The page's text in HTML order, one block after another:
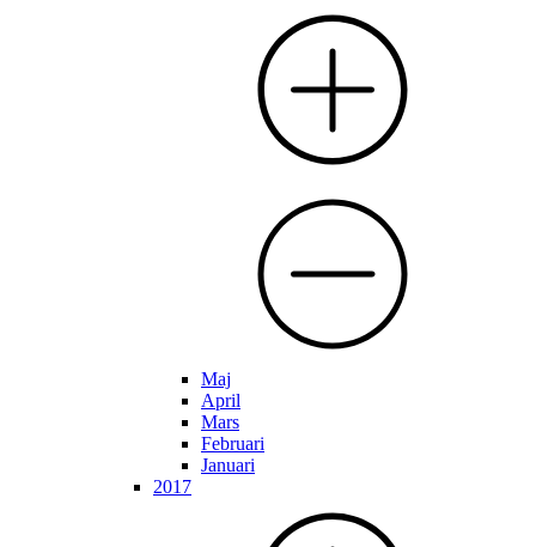
Maj
April
Mars
Februari
Januari
2017